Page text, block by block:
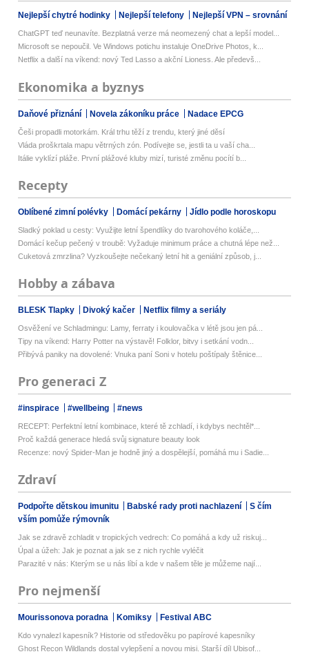
Nejlepší chytré hodinky Nejlepší telefony Nejlepší VPN – srovnání
ChatGPT teď neunavíte. Bezplatná verze má neomezený chat a lepší model...
Microsoft se nepoučil. Ve Windows potichu instaluje OneDrive Photos, k...
Netflix a další na víkend: nový Ted Lasso a akční Lioness. Ale předevš...
Ekonomika a byznys
Daňové přiznání Novela zákoníku práce Nadace EPCG
Češi propadli motorkám. Král trhu těží z trendu, který jiné děsí
Vláda proškrtala mapu větrných zón. Podívejte se, jestli ta u vaší cha...
Itálie vyklízí pláže. První plážové kluby mizí, turisté změnu pocítí b...
Recepty
Oblíbené zimní polévky Domácí pekárny Jídlo podle horoskopu
Sladký poklad u cesty: Využijte letní špendlíky do tvarohového koláče,...
Domácí kečup pečený v troubě: Vyžaduje minimum práce a chutná lépe než...
Cuketová zmrzlina? Vyzkoušejte nečekaný letní hit a geniální způsob, j...
Hobby a zábava
BLESK Tlapky Divoký kačer Netflix filmy a seriály
Osvěžení ve Schladmingu: Lamy, ferraty i koulovačka v létě jsou jen pá...
Tipy na víkend: Harry Potter na výstavě! Folklor, bitvy i setkání vodn...
Přibývá paniky na dovolené: Vnuka paní Soni v hotelu poštípaly štěnice...
Pro generaci Z
#inspirace #wellbeing #news
RECEPT: Perfektní letní kombinace, které tě zchladí, i kdybys nechtěl*...
Proč každá generace hledá svůj signature beauty look
Recenze: nový Spider-Man je hodně jiný a dospělejší, pomáhá mu i Sadie...
Zdraví
Podpořte dětskou imunitu Babské rady proti nachlazení
S čím
vším pomůže rýmovník
Jak se zdravě zchladit v tropických vedrech: Co pomáhá a kdy už riskuj...
Úpal a úžeh: Jak je poznat a jak se z nich rychle vyléčit
Parazité v nás: Kterým se u nás líbí a kde v našem těle je můžeme nají...
Pro nejmenší
Mourissonova poradna Komiksy Festival ABC
Kdo vynalezl kapesník? Historie od středověku po papírové kapesníky
Ghost Recon Wildlands dostal vylepšení a novou misi. Starší díl Ubisof...